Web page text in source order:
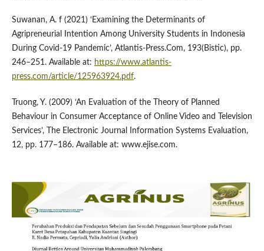
Suwanan, A. f (2021) ‘Examining the Determinants of
Agripreneurial Intention Among University Students in Indonesia
During Covid-19 Pandemic’, Atlantis-Press.Com, 193(Bistic), pp.
246–251. Available at: https://www.atlantis-
press.com/article/125963924.pdf.
Truong, Y. (2009) ‘An Evaluation of the Theory of Planned
Behaviour in Consumer Acceptance of Online Video and Television
Services’, The Electronic Journal Information Systems Evaluation,
12, pp. 177–186. Available at: www.ejise.com.